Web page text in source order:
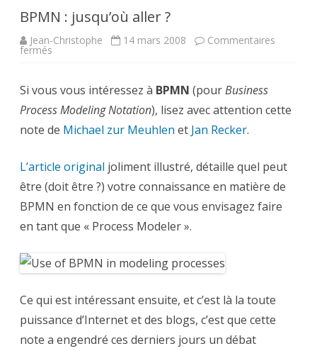
BPMN : jusqu’où aller ?
Jean-Christophe 14 mars 2008 Commentaires
fermés
aller
?
Si vous vous intéressez à BPMN (pourBusiness
Process Modeling Notation), lisez avec attention cette
note de Michael zur Meuhlen et Jan Recker.
L’article original joliment illustré, détaille quel peut
être (doit être ?) votre connaissance en matière de
BPMN en fonction de ce que vous envisagez faire
en tant que « Process Modeler ».
Ce qui est intéressant ensuite, et c’est là la toute
puissance d’Internet et des blogs, c’est que cette
note a engendré ces derniers jours un débat